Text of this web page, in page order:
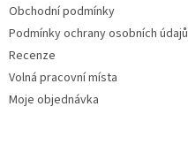
Obchodní podmínky
Podmínky ochrany osobních údajů
Recenze
Volná pracovní místa
Moje objednávka